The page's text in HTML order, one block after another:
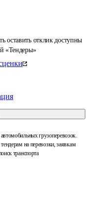
оставить отклик доступны
«Тендеры»
грузоперевозок.
на перевозки, заявкам
транспорта